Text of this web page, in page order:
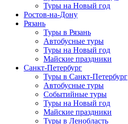
Туры на Новый год
Ростов-на-Дону
Рязань
Туры в Рязань
Автобусные туры
Туры на Новый год
Майские праздники
Санкт-Петербург
Туры в Санкт-Петербург
Автобусные туры
Событийные туры
Туры на Новый год
Майские праздники
Туры в Ленобласть